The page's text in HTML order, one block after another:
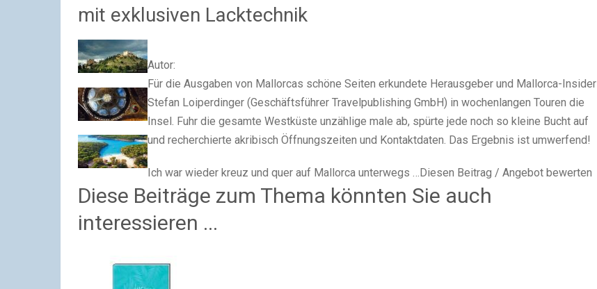
mit exklusiven Lacktechnik
Autor:
Für die Ausgaben von Mallorcas schöne Seiten erkundete Herausgeber und Mallorca-Insider
Stefan Loiperdinger (Geschäftsführer Travelpublishing GmbH) in wochenlangen Touren die
Insel. Fuhr die gesamte Westküste unzählige male ab, spürte jede noch so kleine Bucht auf
und recherchierte akribisch Öffnungszeiten und Kontaktdaten. Das Ergebnis ist umwerfend!
Ich war wieder kreuz und quer auf Mallorca unterwegs …Diesen Beitrag / Angebot bewerten
Diese Beiträge zum Thema könnten Sie auch
interessieren ...